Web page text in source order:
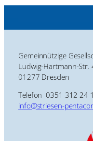
Gemeinnützige
Ludwig-Hartmann-Str.
01277 Dresden
Telefon 0351 312 24
info@striesen-